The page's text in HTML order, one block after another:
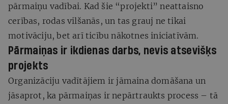
pārmaiņu vadībai. Kad šie “projekti” neattaisno
cerības, rodas vilšanās, un tas grauj ne tikai
motivāciju, bet arī ticību nākotnes iniciatīvām.
Pārmaiņas ir ikdienas darbs, nevis atsevišķs
projekts
Organizāciju vadītājiem ir jāmaina domāšana un
jāsaprot, ka pārmaiņas ir nepārtraukts process – tā